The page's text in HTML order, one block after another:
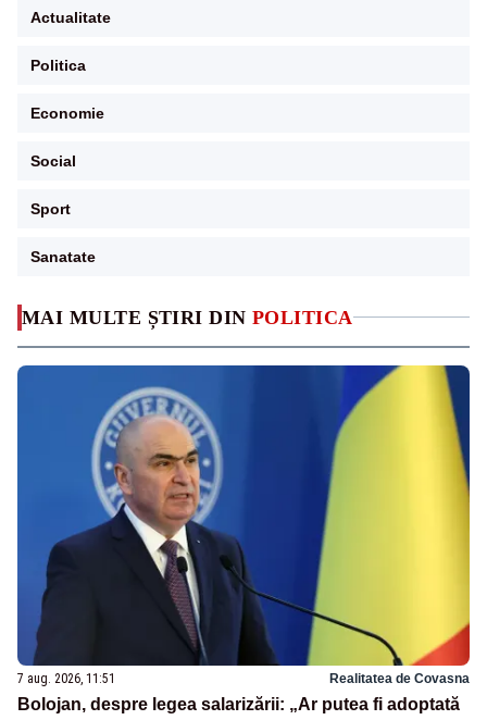
MAI MULTE ȘTIRI DIN POLITICA
7 aug. 2026, 11:51 Realitatea de Covasna
Bolojan, despre legea salarizării: „Ar putea fi adoptată
Actualitate
Politica
Economie
Social
Sport
Sanatate